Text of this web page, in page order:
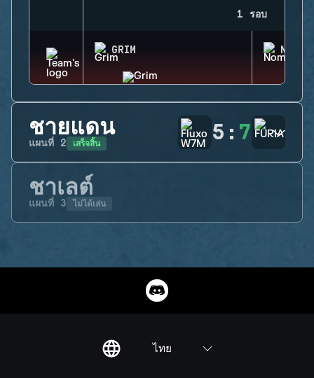
1 รอบ
GRIM NOMAD
ชายแดน
แผนที่ 2 เสร็จสิ้น 5 : 7
ชาเลต์
แผนที่ 3 ไม่ได้เล่น
ไทย